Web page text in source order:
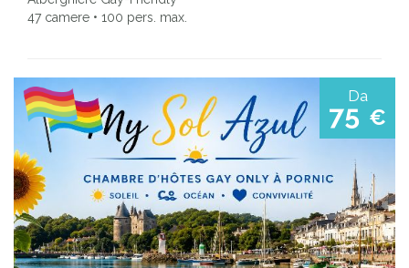
47 camere • 100 pers. max.
Da
75 €